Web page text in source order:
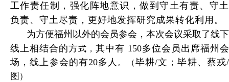
工作责任制，强化阵地意识，做到守土有责、守土
负责、守土尽责，更好地发挥研究成果转化利用。
为方便福州以外的会员参会，本次会议采取了线下
线上相结合的方式， 其中有 150多位会员出席福州会
场，线上参会的有20多人 。 （毕耕/文；毕耕、蔡戎/
图 ）